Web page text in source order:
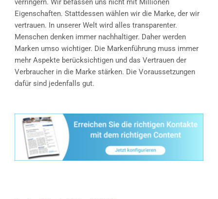
verringern. Wir befassen uns nicht mit Millionen
Eigenschaften. Stattdessen wählen wir die Marke, der wir
vertrauen. In unserer Welt wird alles transparenter.
Menschen denken immer nachhaltiger. Daher werden
Marken umso wichtiger. Die Markenführung muss immer
mehr Aspekte berücksichtigen und das Vertrauen der
Verbraucher in die Marke stärken. Die Voraussetzungen
dafür sind jedenfalls gut.